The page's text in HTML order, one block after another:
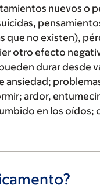
nuevos o
que no existen),
otro efecto
durar desde
ansiedad;
ardor,
en los